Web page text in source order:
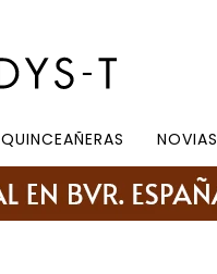
QUINCEAÑERAS NOVIAS